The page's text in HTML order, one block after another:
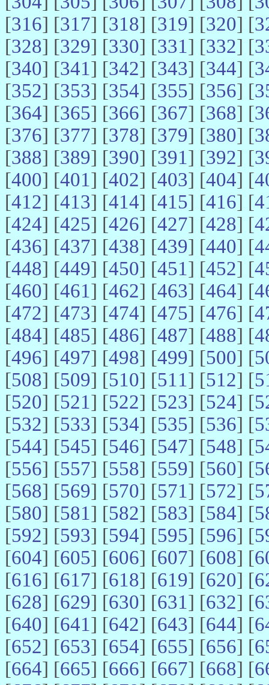
[316] [317] [318] [319] [320] [
[328] [329] [330] [331] [332] [
[340] [341] [342] [343] [344] [
[352] [353] [354] [355] [356] [
[364] [365] [366] [367] [368] [
[376] [377] [378] [379] [380] [
[388] [389] [390] [391] [392] [
[400] [401] [402] [403] [404] [
[412] [413] [414] [415] [416] [
[424] [425] [426] [427] [428] [
[436] [437] [438] [439] [440] [
[448] [449] [450] [451] [452] [
[460] [461] [462] [463] [464] [
[472] [473] [474] [475] [476] [
[484] [485] [486] [487] [488] [
[496] [497] [498] [499] [500] [
[508] [509] [510] [511] [512] [
[520] [521] [522] [523] [524] [
[532] [533] [534] [535] [536] [
[544] [545] [546] [547] [548] [
[556] [557] [558] [559] [560] [
[568] [569] [570] [571] [572] [
[580] [581] [582] [583] [584] [
[592] [593] [594] [595] [596] [
[604] [605] [606] [607] [608] [
[616] [617] [618] [619] [620] [
[628] [629] [630] [631] [632] [
[640] [641] [642] [643] [644] [
[652] [653] [654] [655] [656] [
[664] [665] [666] [667] [668] [